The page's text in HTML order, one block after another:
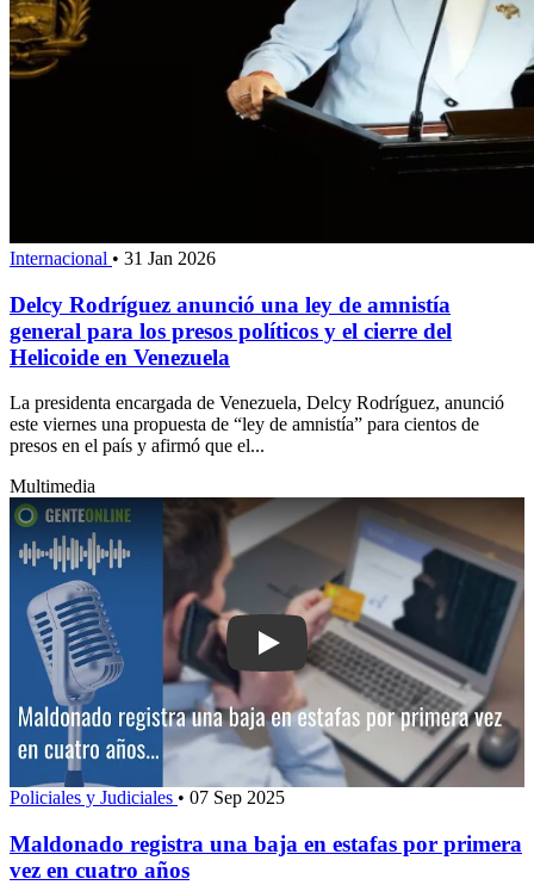
Internacional • 31 Jan 2026
Delcy Rodríguez anunció una ley de amnistía
general para los presos políticos y el cierre del
Helicoide en Venezuela
La presidenta encargada de Venezuela, Delcy Rodríguez, anunció
este viernes una propuesta de “ley de amnistía” para cientos de
presos en el país y afirmó que el...
Multimedia
Play: Maldonado registra una baja en
Policiales y Judiciales • 07 Sep 2025
Maldonado registra una baja en estafas por primera
vez en cuatro años